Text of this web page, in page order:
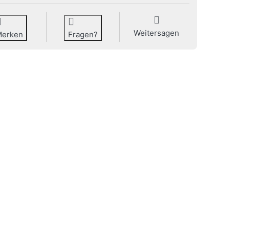
Fragen? Weitersagen